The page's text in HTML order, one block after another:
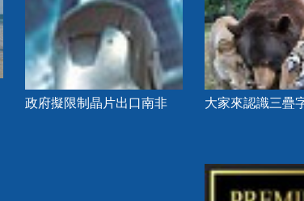
政府擬限制晶片出口南非 大家來認識三疊